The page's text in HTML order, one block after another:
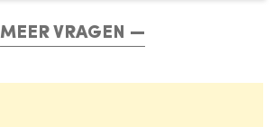
MEER VRAGEN